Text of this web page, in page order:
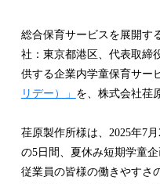
総合保育サービスを展開す
社：東京都港区、代表取締
供する企業内学童保育サー
リデー）」 を、株式会社荏
荏原製作所様は、2025年7
の5日間、夏休み短期学童
従業員の皆様の働きやすさ